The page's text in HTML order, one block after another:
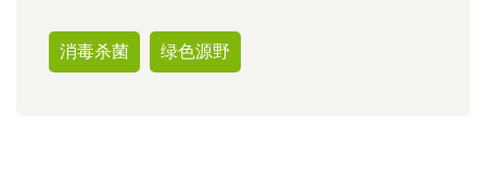
消毒杀菌 绿色源野